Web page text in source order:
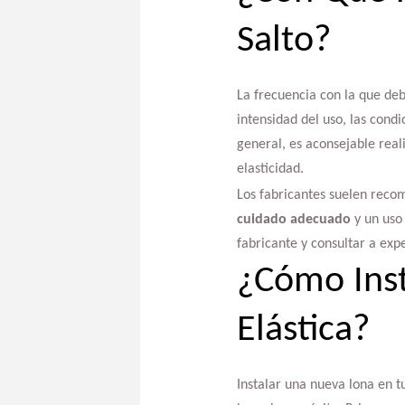
Salto?
La frecuencia con la que
intensidad del uso, las
general, es aconsejable
elasticidad.
Los fabricantes suelen
cuidado adecuado y un
fabricante y consultar a
¿Cómo
Elástica?
Instalar una nueva lona en